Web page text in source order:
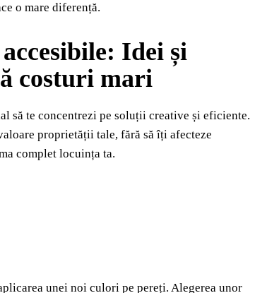
o mare diferență.
Idei și
costuri mari
să te concentrezi pe soluții creative și eficiente.
proprietății tale, fără să îți afecteze
complet locuința ta.
unei noi culori pe pereți. Alegerea unor